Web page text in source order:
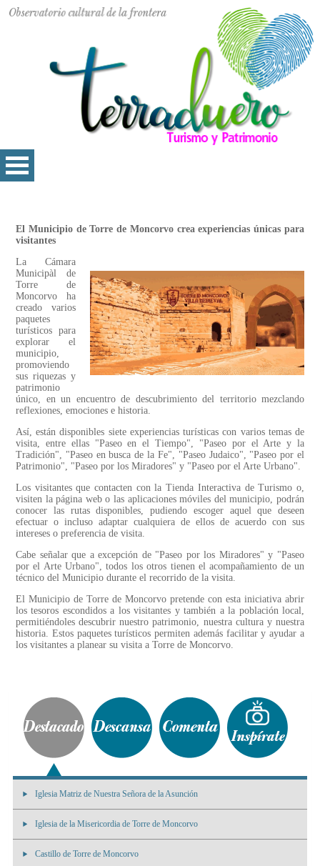
El Municipio de Torre de Moncorvo crea experiencias únicas para
visitantes
La Cámara
Municipàl de
Torre de
Moncorvo ha
creado varios
paquetes
turísticos para
explorar el
municipio,
promoviendo
sus riquezas y
patrimonio
único, en un encuentro de descubrimiento del territorio mezclando
reflexiones, emociones e historia.
Así, están disponibles siete experiencias turísticas con varios temas de
visita, entre ellas "Paseo en el Tiempo", "Paseo por el Arte y la
Tradición", "Paseo en busca de la Fe", "Paseo Judaico", "Paseo por el
Patrimonio", "Paseo por los Miradores" y "Paseo por el Arte Urbano".
Los visitantes que contacten con la Tienda Interactiva de Turismo o,
visiten la página web o las aplicaciones móviles del municipio, podrán
conocer las rutas disponibles, pudiendo escoger aquel que deseen
efectuar o incluso adaptar cualquiera de ellos de acuerdo con sus
intereses o preferencia de visita.
Cabe señalar que a excepción de "Paseo por los Miradores" y "Paseo
por el Arte Urbano", todos los otros tienen el acompañamiento de un
técnico del Municipio durante el recorrido de la visita.
El Municipio de Torre de Moncorvo pretende con esta iniciativa abrir
los tesoros escondidos a los visitantes y también a la población local,
permitiéndoles descubrir nuestro patrimonio, nuestra cultura y nuestra
historia. Estos paquetes turísticos permiten además facilitar y ayudar a
los visitantes a planear su visita a Torre de Moncorvo.
Iglesia Matriz de Nuestra Señora de la Asunción
Iglesia de la Misericordia de Torre de Moncorvo
Castillo de Torre de Moncorvo